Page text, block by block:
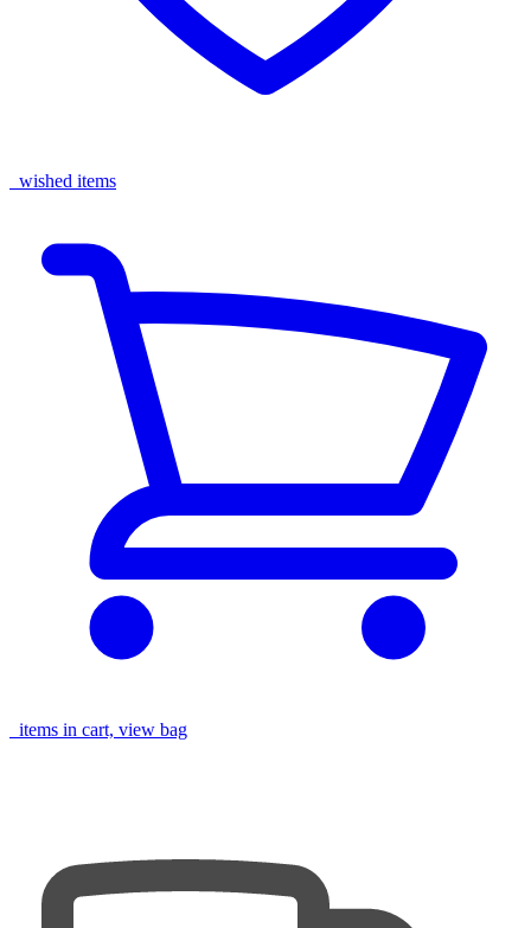
wished items
items in cart, view bag